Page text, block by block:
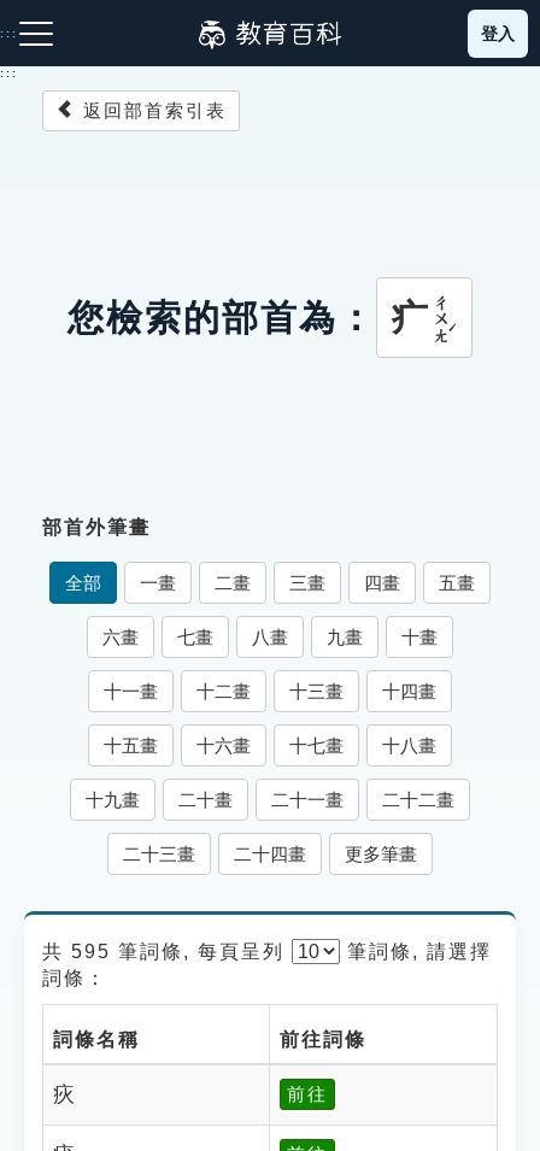
到
主
:::
索引選單
知識索引
單字索引
生命大百科索引
遊戲專區
教學應用
登入
:::
返回部首索引表
您檢索的部首為： 疒ㄔㄨㄤˊ
部首外筆畫
全部 一畫 二畫 三畫 四畫 五畫
六畫 七畫 八畫 九畫 十畫
十一畫 十二畫 十三畫 十四畫
十五畫 十六畫 十七畫 十八畫
十九畫 二十畫 二十一畫 二十二畫
二十三畫 二十四畫 更多筆畫
共 595 筆詞條, 每頁呈列 筆詞條, 請選擇
詞條：
詞條名稱 前往詞條
疢 前往